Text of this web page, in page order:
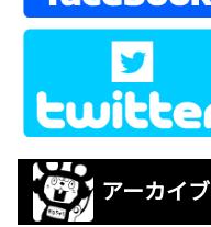
アーカイブ